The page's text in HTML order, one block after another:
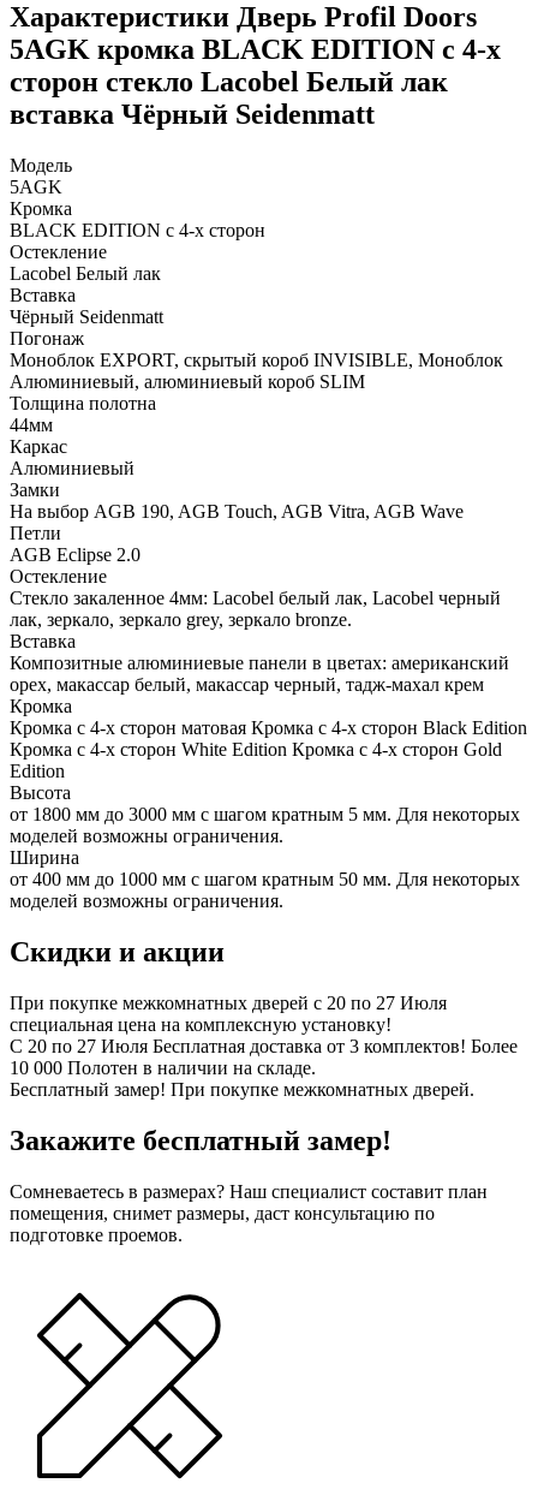
Характеристики Дверь Profil Doors
5AGK кромка BLACK EDITION с 4-х
сторон стекло Lacobel Белый лак
вставка Чёрный Seidenmatt
Модель
5AGK
Кромка
BLACK EDITION с 4-х сторон
Остекление
Lacobel Белый лак
Вставка
Чёрный Seidenmatt
Погонаж
Моноблок EXPORT, скрытый короб INVISIBLE, Моноблок
Алюминиевый, алюминиевый короб SLIM
Толщина полотна
44мм
Каркас
Алюминиевый
Замки
На выбор AGB 190, AGB Touch, AGB Vitra, AGB Wave
Петли
AGB Eclipse 2.0
Остекление
Стекло закаленное 4мм: Lacobel белый лак, Lacobel черный
лак, зеркало, зеркало grey, зеркало bronze.
Вставка
Композитные алюминиевые панели в цветах: американский
орех, макассар белый, макассар черный, тадж-махал крем
Кромка
Кромка с 4-х сторон матовая Кромка с 4-х сторон Black Edition
Кромка с 4-х сторон White Edition Кромка с 4-х сторон Gold
Edition
Высота
от 1800 мм до 3000 мм с шагом кратным 5 мм. Для некоторых
моделей возможны ограничения.
Ширина
от 400 мм до 1000 мм с шагом кратным 50 мм. Для некоторых
моделей возможны ограничения.
Скидки и акции
При покупке межкомнатных дверей c 20 по 27 Июля
специальная цена на комплексную установку!
С 20 по 27 Июля Бесплатная доставка от 3 комплектов! Более
10 000 Полотен в наличии на складе.
Бесплатный замер! При покупке межкомнатных дверей.
Закажите бесплатный замер!
Сомневаетесь в размерах? Наш специалист составит план
помещения, снимет размеры, даст консультацию по
подготовке проемов.